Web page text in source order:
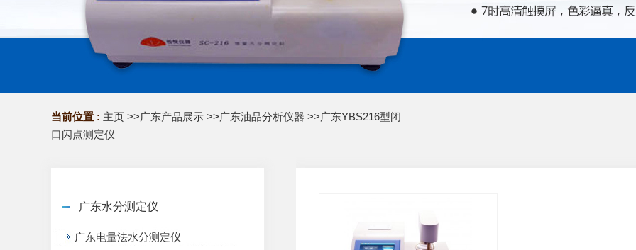
当前位置 : 主页 >>广东产品展示 >>广东油品分析仪器 >>广东YBS216型闭
口闪点测定仪
广东水分测定仪
广东电量法水分测定仪